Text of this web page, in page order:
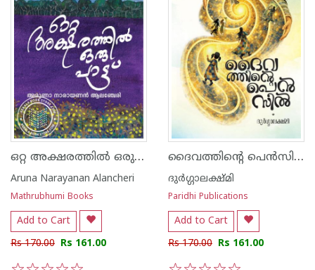
ഒറ്റ അക്ഷരത്തില്‍ ഒരു പാട്ട്
Aruna Narayanan Alancheri
Mathrubhumi Books
Add to Cart
Rs 170.00 Rs 161.00
ദൈവത്തിന്റെ പെൻസിൽ
ദുർഗ്ഗാലക്ഷ്മി
Paridhi Publications
Add to Cart
Rs 170.00 Rs 161.00